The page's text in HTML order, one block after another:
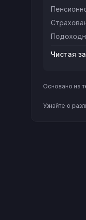
Чистая
Основано на
Узнайте о